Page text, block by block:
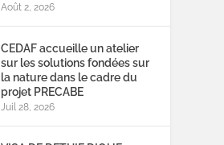
Août 2, 2026
CEDAF accueille un atelier
sur les solutions fondées sur
la nature dans le cadre du
projet PRECABE
Juil 28, 2026